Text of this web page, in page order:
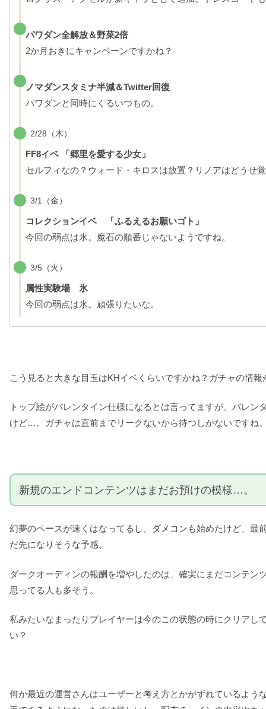
パワダン全解放＆野菜2倍
2か月おきにキャンペーンですかね？
ノマダンスタミナ半減＆Twitter回復
パワダンと同時にくるいつもの。
2/28（木）
FF8イベ 「郷里を愛する少女」
セルフィなの？ウォード・キロスは放置？リノアはどうせ
3/1（金）
コレクションイベ 「ふるえるお願いゴト」
今回の弱点は氷。魔石の順番じゃないようですね。
3/5（火）
属性実験場 氷
今回の弱点は氷。頑張りたいな。
こう見ると大きな目玉はKHイベくらいですかね？ガチャの情
トップ絵がバレンタイン仕様になるとは言ってますが、バレ
けど…。ガチャは直前までリークないから待つしかないですね
新規のエンドコンテンツはまだお預けの模様…。
幻夢のペースが速くはなってるし、ダメコンも始めたけど、
だ先になりそうな予感。
ダークオーディンの報酬を増やしたのは、確実にまだコンテ
思ってる人も多そう。
私みたいなまったりプレイヤーは今のこの状態の時にクリア
い？
何か最近の運営さんはユーザーと考え方とかがずれているよ